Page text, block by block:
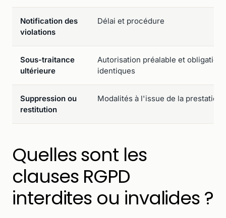
Notification des
violations
Délai et procédure
Sous-traitance
ultérieure
Autorisation préalable et obligations
identiques
Suppression ou
restitution
Modalités à l'issue de la prestation
Quelles sont les
clauses RGPD
interdites ou invalides ?